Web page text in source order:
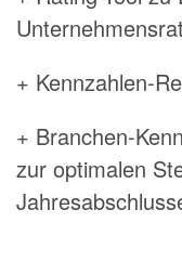
+ Kennzahlen-
+ Branchen-
zur optimalen